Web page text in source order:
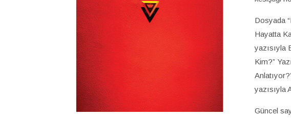
Dosyada
Hayatta
yazısıyla
Kim?”
yazısıyla
Güncel